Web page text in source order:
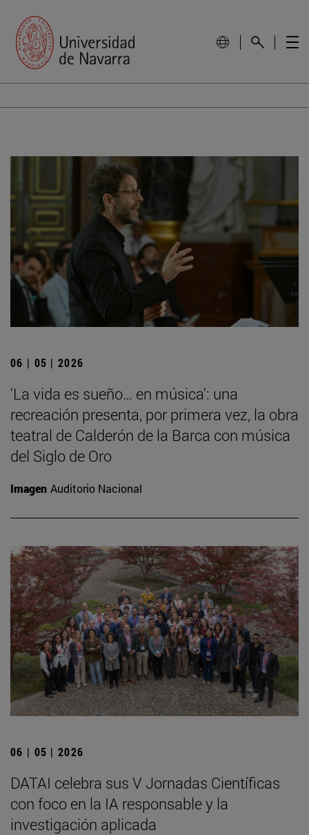
06 | 05 | 2026
'La vida es sueño… en música': una
recreación presenta, por primera vez, la obra
teatral de Calderón de la Barca con música
del Siglo de Oro
Imagen Auditorio Nacional
06 | 05 | 2026
DATAI celebra sus V Jornadas Científicas
con foco en la IA responsable y la
investigación aplicada